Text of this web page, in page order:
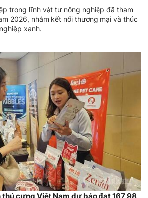
trong lĩnh vật tư nông nghiệp đã tham
2026, nhằm kết nối thương mại và thúc
xanh.
cưng Việt Nam dự báo đạt 167,98